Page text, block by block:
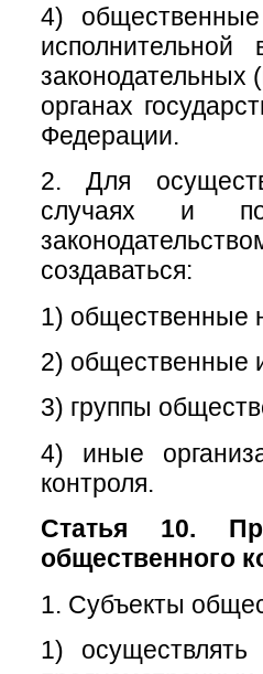
4)
законодательных
органах
Федерации.
2. Для
случаях и
создаваться:
1) общественные
2) общественные
3) группы
4) иные
контроля.
Статья 10.
общественного
1. Субъекты
1)